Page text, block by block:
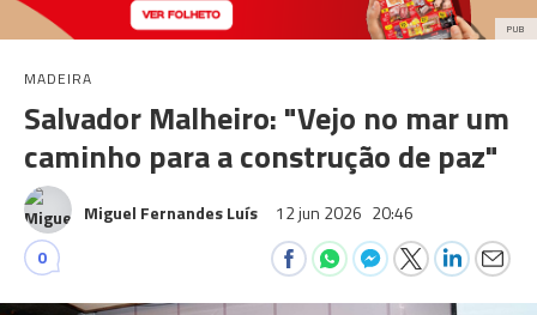
PUB
MADEIRA
Salvador Malheiro: "Vejo no mar um
caminho para a construção de paz"
Miguel Fernandes Luís 12 jun 2026 20:46
0